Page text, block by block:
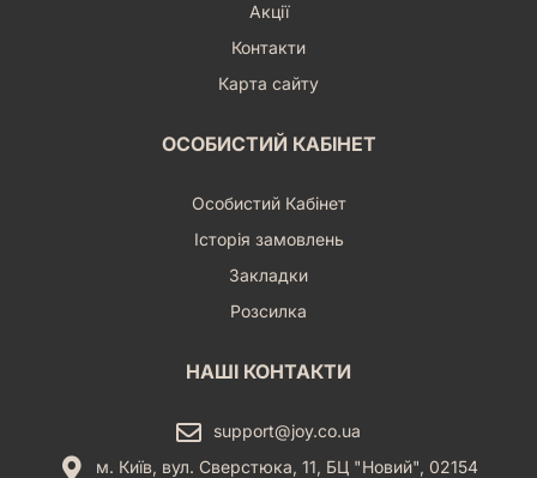
Акції
Контакти
Карта сайту
ОСОБИСТИЙ КАБІНЕТ
Особистий Кабінет
Історія замовлень
Закладки
Розсилка
НАШІ КОНТАКТИ
support@joy.co.ua
м. Київ, вул. Сверстюка, 11, БЦ "Новий", 02154